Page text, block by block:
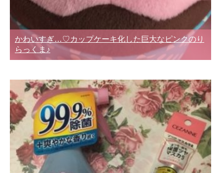
かわいすぎ…♡カップケーキ化した巨大なピンクのり
らっくま♪